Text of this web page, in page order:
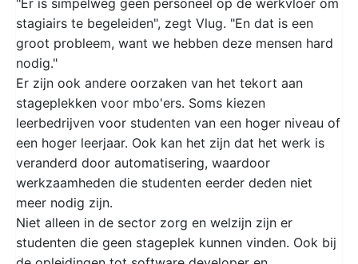
stagiairs te begeleiden", zegt Vlug. "En dat is een
groot probleem, want we hebben deze mensen hard
nodig."
Er zijn ook andere oorzaken van het tekort aan
stageplekken voor mbo'ers. Soms kiezen
leerbedrijven voor studenten van een hoger niveau of
een hoger leerjaar. Ook kan het zijn dat het werk is
veranderd door automatisering, waardoor
werkzaamheden die studenten eerder deden niet
meer nodig zijn.
Niet alleen in de sector zorg en welzijn zijn er
studenten die geen stageplek kunnen vinden. Ook bij